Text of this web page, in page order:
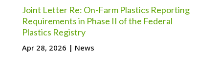
Joint Letter Re: On-Farm Plastics Reporting
Requirements in Phase II of the Federal
Plastics Registry
Apr 28, 2026 | News